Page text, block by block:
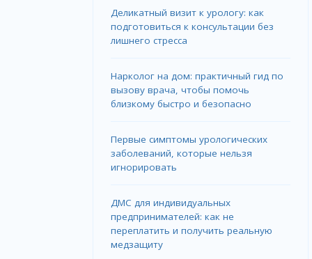
Деликатный визит к урологу: как
подготовиться к консультации без
лишнего стресса
Нарколог на дом: практичный гид по
вызову врача, чтобы помочь
близкому быстро и безопасно
Первые симптомы урологических
заболеваний, которые нельзя
игнорировать
ДМС для индивидуальных
предпринимателей: как не
переплатить и получить реальную
медзащиту